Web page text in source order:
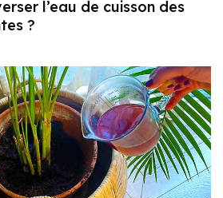
l’eau de cuisson des
?